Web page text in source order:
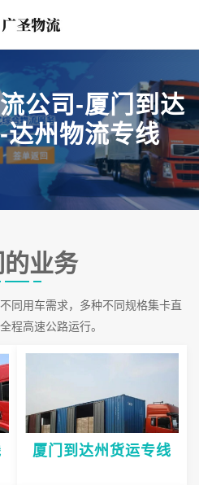
公司-厦门到达
达州物流专线
业务
同用车需求，多种不同规格集卡直
程高速公路运行。
厦门到达州货运专线